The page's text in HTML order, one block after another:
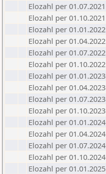
Elozahl per 01.07.2021
Elozahl per 01.10.2021
Elozahl per 01.01.2022
Elozahl per 01.04.2022
Elozahl per 01.07.2022
Elozahl per 01.10.2022
Elozahl per 01.01.2023
Elozahl per 01.04.2023
Elozahl per 01.07.2023
Elozahl per 01.10.2023
Elozahl per 01.01.2024
Elozahl per 01.04.2024
Elozahl per 01.07.2024
Elozahl per 01.10.2024
Elozahl per 01.01.2025